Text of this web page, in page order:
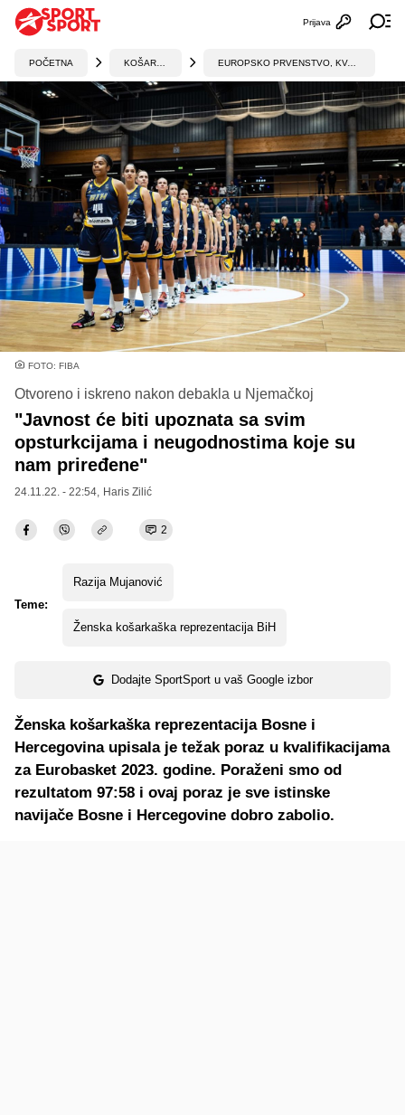
Otvori
Prijava
POČETNA EUROPSKO PRVENSTVO, KVALIFIKACIJE
FOTO: FIBA
Otvoreno i iskreno nakon debakla u Njemačkoj
"Javnost će biti upoznata sa svim
opsturkcijama i neugodnostima koje su
nam priređene"
24.11.22. - 22:54, Haris Zilić
2
Teme:
Razija Mujanović
Ženska košarkaška reprezentacija BiH
Dodajte SportSport u vaš Google izbor
Ženska košarkaška reprezentacija Bosne i
Hercegovina upisala je težak poraz u kvalifikacijama
za Eurobasket 2023. godine. Poraženi smo od
rezultatom 97:58 i ovaj poraz je sve istinske
navijače Bosne i Hercegovine dobro zabolio.